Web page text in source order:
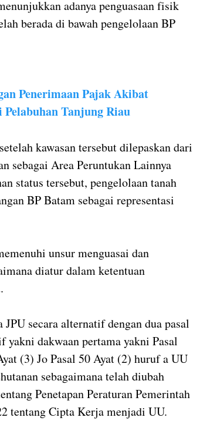
adanya penguasaan fisik
berada di bawah pengelolaan BP
Penerimaan Pajak Akibat
Pelabuhan Tanjung Riau
kawasan tersebut dilepaskan dari
sebagai Area Peruntukan Lainnya
status tersebut, pengelolaan tanah
BP Batam sebagai representasi
unsur menguasai dan
diatur dalam ketentuan
secara alternatif dengan dua pasal
yakni dakwaan pertama yakni Pasal
(3) Jo Pasal 50 Ayat (2) huruf a UU
sebagaimana telah diubah
Penetapan Peraturan Pemerintah
tentang Cipta Kerja menjadi UU.